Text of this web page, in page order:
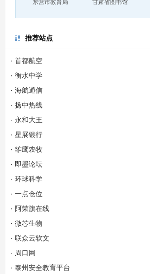
东营市教育局 甘肃省图书馆
推荐站点
· 首都航空
· 衡水中学
· 海航通信
· 扬中热线
· 永和大王
· 星展银行
· 雏鹰农牧
· 即墨论坛
· 环球科学
· 一点仓位
· 阿荣旗在线
· 微芯生物
· 联众云软文
· 周口网
· 泰州安全教育平台